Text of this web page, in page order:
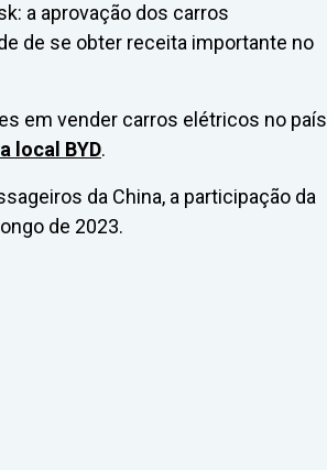
a aprovação dos carros
de se obter receita importante no
em vender carros elétricos no país
local BYD.
da China, a participação da
de 2023.